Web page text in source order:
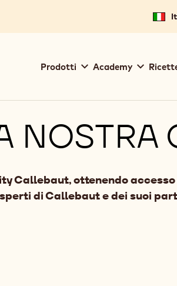
navigation
Prodotti Academy
NOSTRA
Callebaut, ottenendo
di Callebaut e dei suoi